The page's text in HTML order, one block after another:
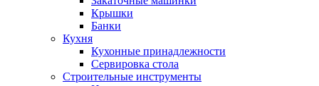
Крышки
Банки
Кухня
Кухонные принадлежности
Сервировка стола
Строительные инструменты